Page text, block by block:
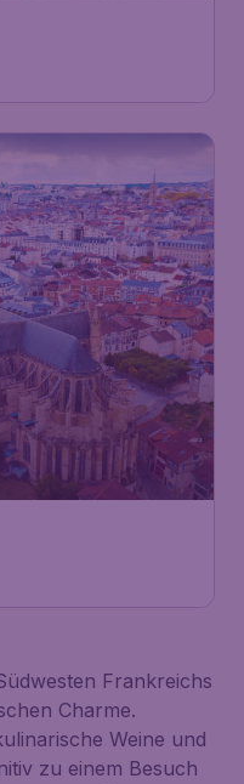
Frankreichs
Charme.
Weine und
zu einem Besuch